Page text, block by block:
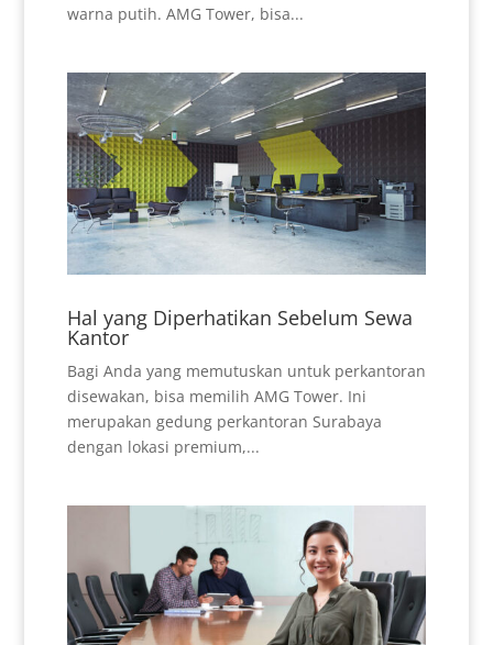
warna putih. AMG Tower, bisa...
Hal yang Diperhatikan Sebelum Sewa
Kantor
Bagi Anda yang memutuskan untuk perkantoran
disewakan, bisa memilih AMG Tower. Ini
merupakan gedung perkantoran Surabaya
dengan lokasi premium,...